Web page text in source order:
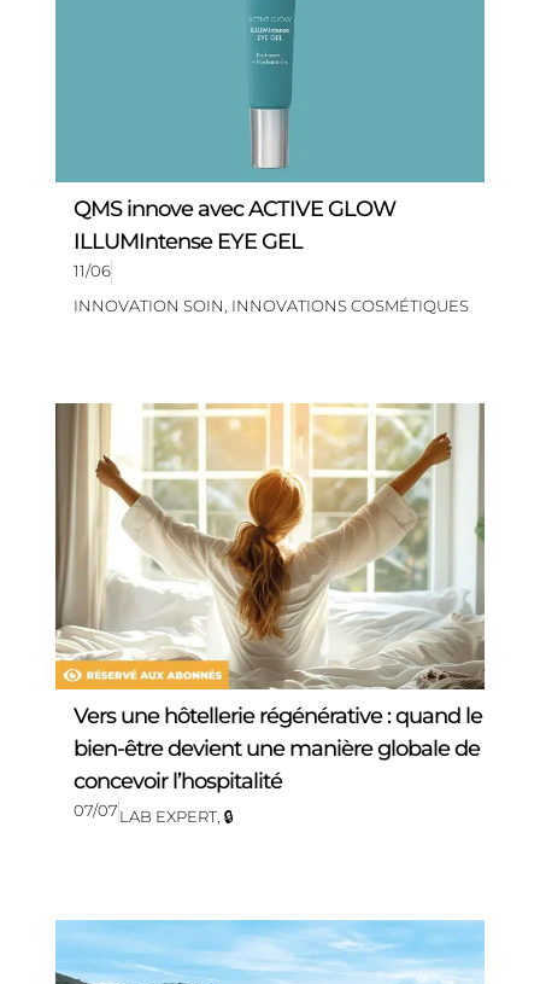
QMS innove avec ACTIVE GLOW
ILLUMIntense EYE GEL
11/06
INNOVATION SOIN INNOVATIONS COSMÉTIQUES
Vers une hôtellerie régénérative : quand le
bien-être devient une manière globale de
concevoir l’hospitalité
07/07LAB EXPERT, 🔒